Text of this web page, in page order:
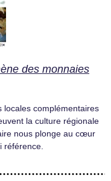
des monnaies
locales complémentaires
la culture régionale
nous plonge au cœur
référence.